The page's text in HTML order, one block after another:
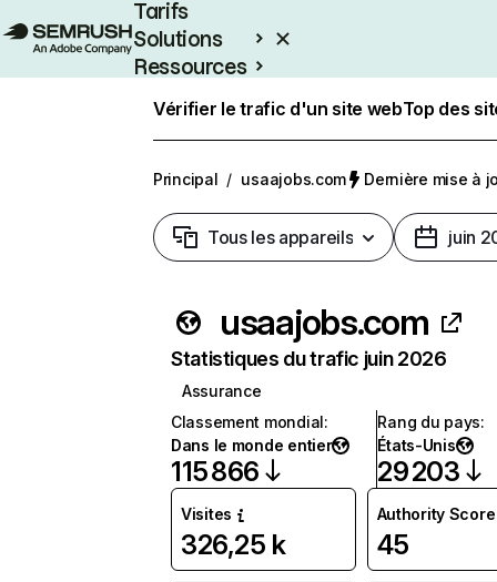
Tarifs
Solutions
Ressources
Vérifier le trafic d'un site webTop des
Principal / usaajobs.com Dernière mise à
Tous les appareils juin
usaajobs.com
Statistiques du trafic juin 2026
Assurance
Classement mondial:
Dans le monde entier
115 866
Rang du pays:
États-Unis
29 203
Visites
326,25 k
Authority Score
45